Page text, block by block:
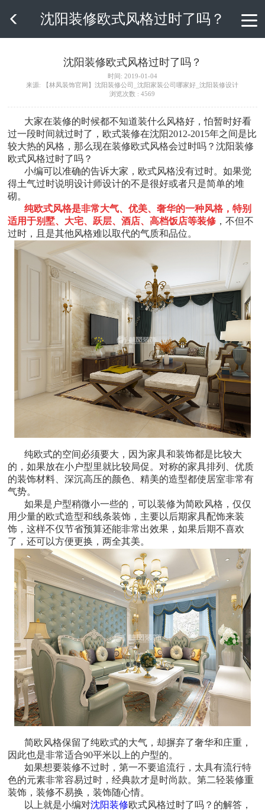
 沈阳装修欧式风格过时了吗？
沈阳装修欧式风格过时了吗？
时间: 2019-01-04
来源: 【林凤装饰官网】沈阳装修公司_沈阳家装公司哪家好_沈阳装修设计
浏览次数 : 4569
大家在装修的时候都不知道装什么风格好，怕暂时好看
过一段时间就过时了，欧式装修在沈阳2012-2015年之间是比
较大热的风格，那么现在装修欧式风格会过时吗？沈阳装修
欧式风格过时了吗？
小编可以准确的告诉大家，欧式风格没有过时。如果觉
得土气过时说明设计师设计的不是很好或者只是简单的堆
砌。
纯欧式风格是非常大气、优美、奢华的一种风格，特别
适用于别墅、大宅、跃层、酒店、高档饭店等装修 ，不但不
过时，且是其他风格难以取代的气质和品位。
纯欧式的空间必须要大，因为家具和装饰都是比较大
的，如果放在小户型里就比较局促。对称的家具排列、优质
的装饰材料、深沉高压的颜色、精美的造型都使居室非常有
气势。
如果是户型稍微小一些的，可以装修为简欧风格，仅仅
用少量的欧式造型和线条装饰，主要以后期家具配饰来装
饰，这样不仅节省预算还能非常出效果，如果后期不喜欢
了，还可以方便更换，两全其美。
简欧风格保留了纯欧式的大气，却摒弃了奢华和庄重，
因此也是非常适合90平米以上的户型的。
如果想要装修不过时，第一不要追流行，太具有流行特
色的元素非常容易过时，经典款才是时尚款。第二轻装修重
装饰，装修不易换，装饰随心情。
以上就是小编对沈阳装修欧式风格过时了吗？的解答，